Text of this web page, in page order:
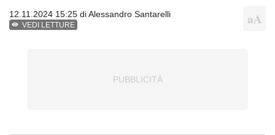
12.11.2024 15:25 diAlessandro Santarelli
VEDI LETTURE